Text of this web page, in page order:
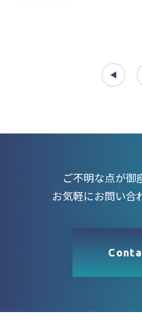
ご不明な点が御
お気軽にお問い合